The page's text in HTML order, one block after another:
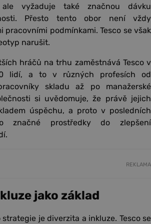
vyžaduje také značnou dávku
Přesto tento obor není vždy
pracovními podmínkami. Tesco se však
narušit.
hráčů na trhu zaměstnává Tesco v
lidí, a to v různých profesích od
skladu až po manažerské
si uvědomuje, že právě jejich
úspěchu, a proto v posledních
značné prostředky do zlepšení
REKLAMA
jako základ
je diverzita a inkluze. Tesco se